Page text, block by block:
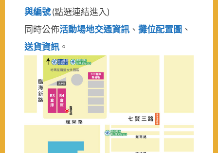
與編號(點選連結進入)
同時公佈活動場地交通資訊、 攤位配置圖 、
送貨資訊。